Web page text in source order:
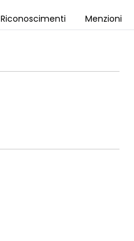
Riconoscimenti Menzioni